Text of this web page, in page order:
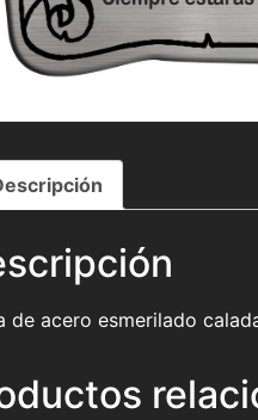
de acero esmerilado